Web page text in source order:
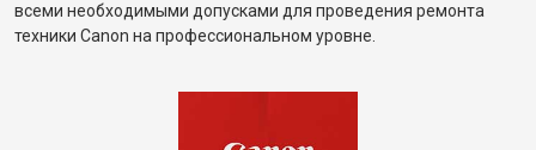
всеми необходимыми допусками для проведения ремонта
техники Canon на профессиональном уровне.